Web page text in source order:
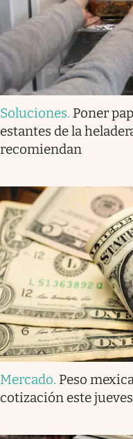
Soluciones. Poner
estantes de la
recomiendan
Mercado. Peso
cotización este